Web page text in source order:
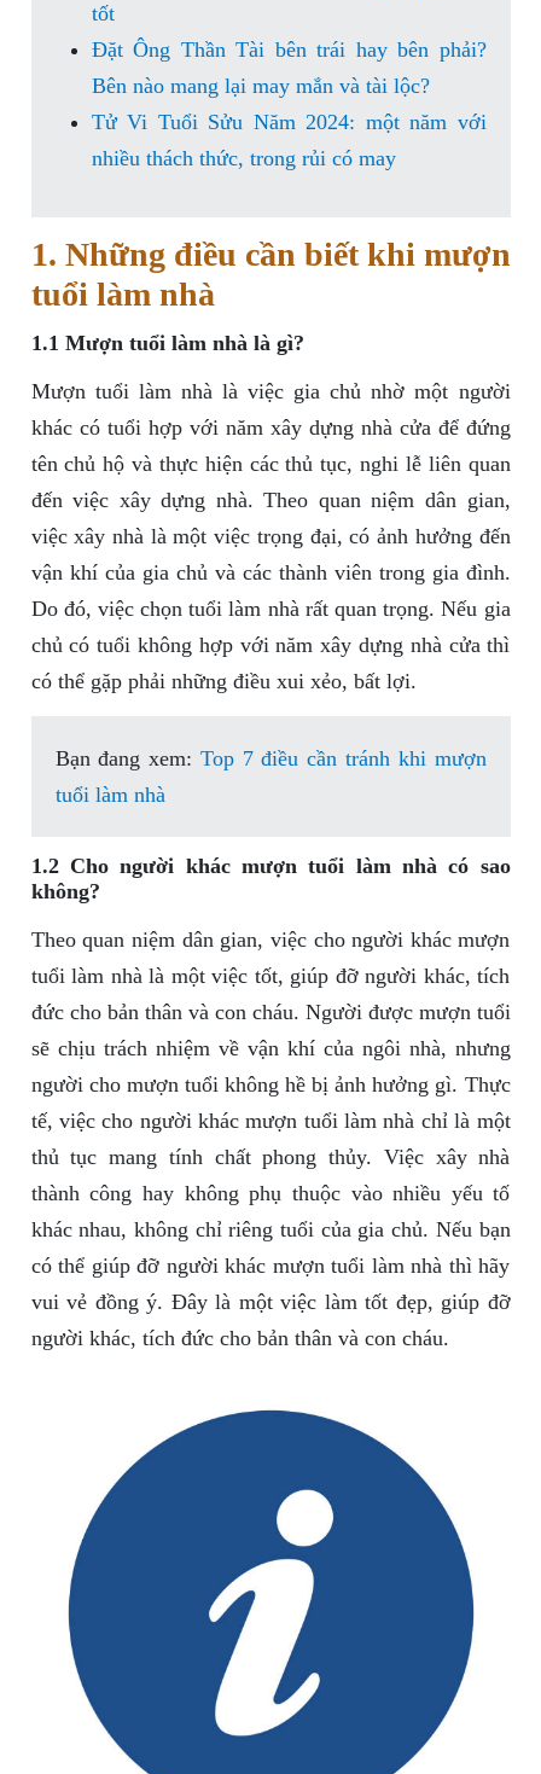
tốt
Đặt Ông Thần Tài bên trái hay bên phải?
Bên nào mang lại may mắn và tài lộc?
Tử Vi Tuổi Sửu Năm 2024: một năm với
nhiều thách thức, trong rủi có may
1. Những điều cần biết khi mượn
tuổi làm nhà
1.1 Mượn tuổi làm nhà là gì?
Mượn tuổi làm nhà là việc gia chủ nhờ một người
khác có tuổi hợp với năm xây dựng nhà cửa để đứng
tên chủ hộ và thực hiện các thủ tục, nghi lễ liên quan
đến việc xây dựng nhà. Theo quan niệm dân gian,
việc xây nhà là một việc trọng đại, có ảnh hưởng đến
vận khí của gia chủ và các thành viên trong gia đình.
Do đó, việc chọn tuổi làm nhà rất quan trọng. Nếu gia
chủ có tuổi không hợp với năm xây dựng nhà cửa thì
có thể gặp phải những điều xui xẻo, bất lợi.
Bạn đang xem: Top 7 điều cần tránh khi mượn
tuổi làm nhà
1.2 Cho người khác mượn tuổi làm nhà có sao
không?
Theo quan niệm dân gian, việc cho người khác mượn
tuổi làm nhà là một việc tốt, giúp đỡ người khác, tích
đức cho bản thân và con cháu. Người được mượn tuổi
sẽ chịu trách nhiệm về vận khí của ngôi nhà, nhưng
người cho mượn tuổi không hề bị ảnh hưởng gì. Thực
tế, việc cho người khác mượn tuổi làm nhà chỉ là một
thủ tục mang tính chất phong thủy. Việc xây nhà
thành công hay không phụ thuộc vào nhiều yếu tố
khác nhau, không chỉ riêng tuổi của gia chủ. Nếu bạn
có thể giúp đỡ người khác mượn tuổi làm nhà thì hãy
vui vẻ đồng ý. Đây là một việc làm tốt đẹp, giúp đỡ
người khác, tích đức cho bản thân và con cháu.